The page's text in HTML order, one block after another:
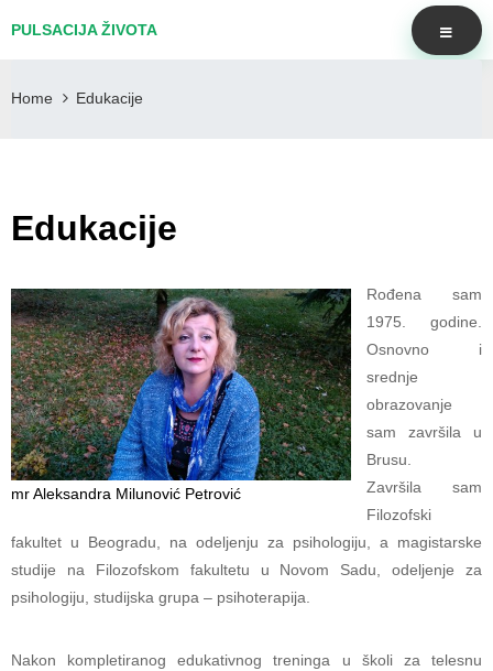
PULSACIJA ŽIVOTA
Home Edukacije
Edukacije
mr Aleksandra Milunović Petrović
Rođena sam
1975. godine.
Osnovno i
srednje
obrazovanje
sam završila u
Brusu.
Završila sam
Filozofski
fakultet u Beogradu, na odeljenju za psihologiju, a magistarske
studije na Filozofskom fakultetu u Novom Sadu, odeljenje za
psihologiju, studijska grupa – psihoterapija.
Nakon kompletiranog edukativnog treninga u školi za telesnu